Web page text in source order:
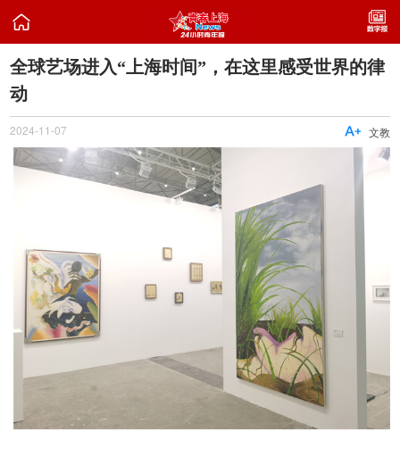

全球艺场进入“上海时间”，在这里感受世界的律
动
2024-11-07 文教
